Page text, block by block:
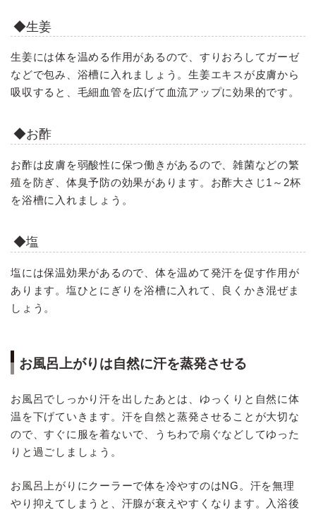
◆生姜
生姜には体を温める作用があるので、すりおろしてガーゼ
などで包み、浴槽に入れましょう。生姜エキスが皮膚から
吸収すると、毛細血管を広げて血流アップに効果的です。
◆お酢
お酢は皮膚を弱酸性に保つ働きがあるので、雑菌などの繁
殖を防ぎ、体臭予防の効果があります。お酢大さじ1～2杯
を浴槽に入れましょう。
◆塩
塩には保温効果があるので、体を温めて発汗を促す作用が
あります。塩ひとにぎりを浴槽に入れて、良くかき混ぜま
しょう。
お風呂上がりは自然に汗を蒸発させる
お風呂でしっかり汗を出したあとは、ゆっくりと自然に体
温を下げていきます。汗を自然と蒸発させることが大切な
ので、すぐに服を着ないで、うちわで扇ぐなどしてゆった
りと過ごしましょう。
お風呂上がりにクーラーで体を冷やすのはNG。汗を無理
やり抑えてしまうと、汗腺が衰えやすくなります。入浴後